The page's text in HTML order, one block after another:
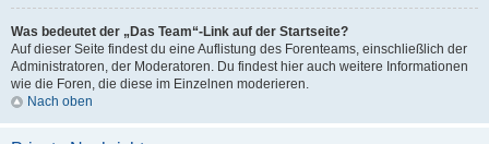
Was bedeutet der „Das Team“-Link auf der Startseite?
Auf dieser Seite findest du eine Auflistung des Forenteams, einschließlich der
Administratoren, der Moderatoren. Du findest hier auch weitere Informationen
wie die Foren, die diese im Einzelnen moderieren.
Nach oben